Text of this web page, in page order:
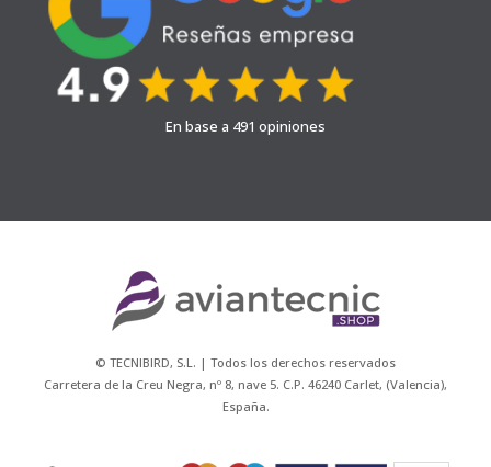
En base a 491 opiniones
© TECNIBIRD, S.L. | Todos los derechos reservados
Carretera de la Creu Negra, nº 8, nave 5. C.P. 46240 Carlet, (Valencia),
España.